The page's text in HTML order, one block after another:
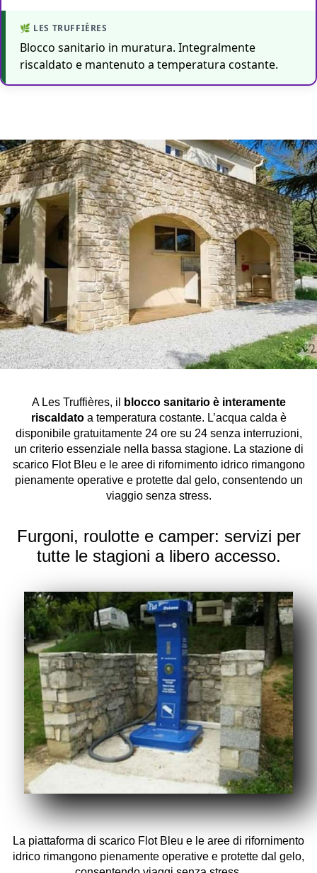
Blocco sanitario in muratura. Integralmente
riscaldato e mantenuto a temperatura costante.
A Les Truffières, il
blocco sanitario è interamente
riscaldatoa temperatura costante. L’acqua calda è
disponibile gratuitamente 24 ore su 24 senza interruzioni,
un criterio essenziale nella bassa stagione. La stazione di
scarico Flot Bleu e le aree di rifornimento idrico rimangono
pienamente operative e protette dal gelo, consentendo un
viaggio senza stress.
Furgoni, roulotte e camper: servizi per
tutte le stagioni a libero accesso.
La piattaforma di scarico Flot Bleu e le aree di rifornimento
idrico rimangono pienamente operative e protette dal gelo,